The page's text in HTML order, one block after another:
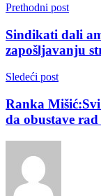
Prethodni post
Sindikati dali
zapošljavanju
Sledeći post
Ranka
da obustave